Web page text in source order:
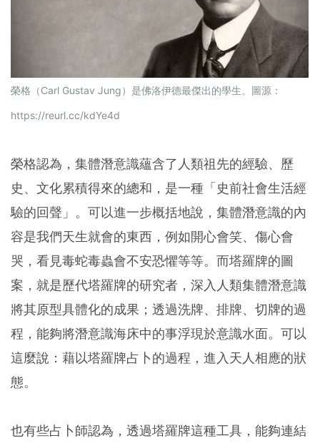
榮格（Carl Gustav Jung）是佛洛伊德最傑出的學生。圖源：
https://reurl.cc/kdYe4d
榮格認為，集體潛意識蘊含了人類祖先的經驗、歷
史、文化累積得來的總和，是一種「史前社會生活經
驗的回聲」。可以進一步概括地說，集體潛意識的內
容是我們天生就會的東西，例如開心會笑、傷心會
哭，看見毒蛇毒蟲會不安恐懼等等。而塔羅牌的圖
案，就是歷代塔羅牌的研究者，深入人類集體潛意識
將其原型具體化的成果；透過洗牌、排牌、切牌的過
程，能夠將潛意識海床中的事浮現於意識水面。可以
這麼說：藉以塔羅牌占卜的過程，進入天人相應的狀
態。
也有些占卜師認為，透過塔羅牌這種工具，能夠連結